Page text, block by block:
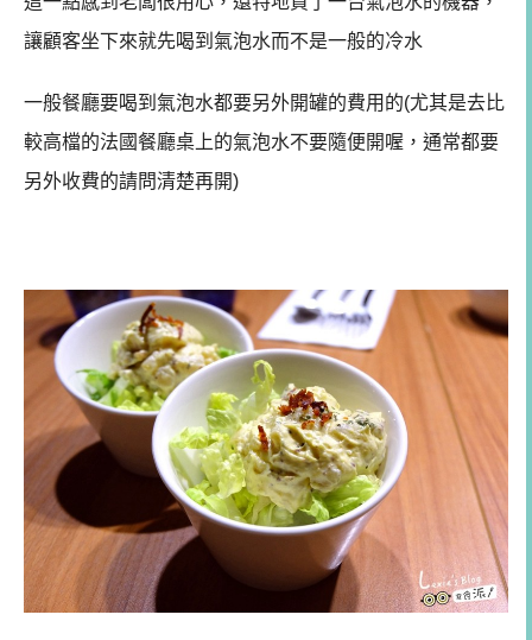
讓顧客坐下來就先喝到氣泡水而不是一般的冷水
一般餐廳要喝到氣泡水都要另外開罐的費用的(尤其是去比
較高檔的法國餐廳桌上的氣泡水不要隨便開喔，通常都要
另外收費的請問清楚再開)